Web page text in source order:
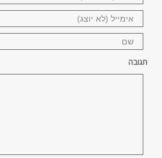
תגובה